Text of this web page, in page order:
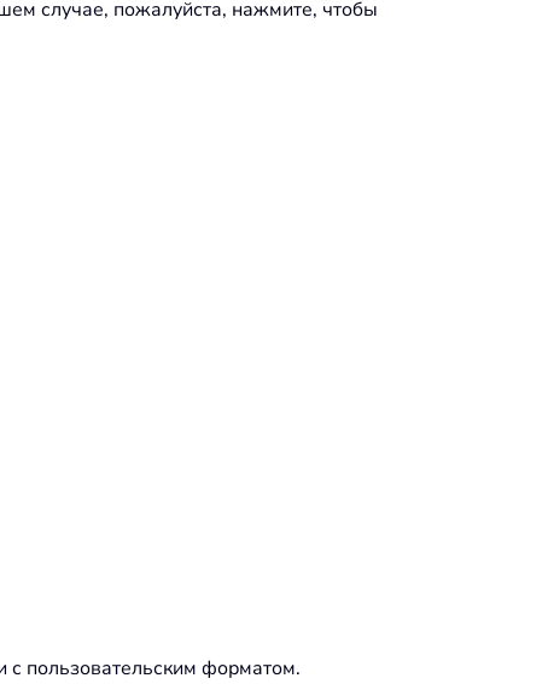
случае, пожалуйста, нажмите, чтобы
с пользовательским форматом.